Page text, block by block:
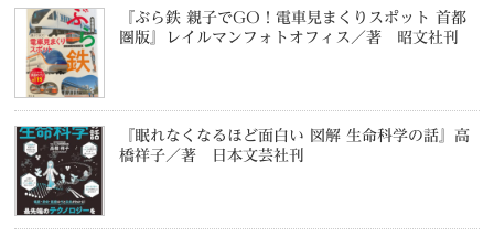
『ぶら鉄 親子でGO！電車見まくりスポット 首都
圏版』レイルマンフォトオフィス／著 昭文社刊
『眠れなくなるほど面白い 図解 生命科学の話』高
橋祥子／著 日本文芸社刊